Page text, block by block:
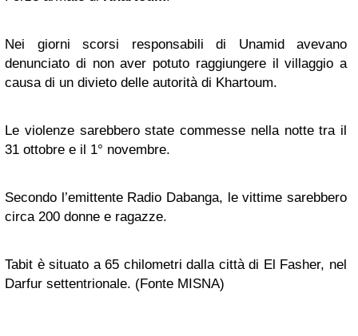
Nei giorni scorsi responsabili di Unamid avevano
denunciato di non aver potuto raggiungere il villaggio a
causa di un divieto delle autorità di Khartoum.
Le violenze sarebbero state commesse nella notte tra il
31 ottobre e il 1° novembre.
Secondo l’emittente Radio Dabanga, le vittime sarebbero
circa 200 donne e ragazze.
Tabit è situato a 65 chilometri dalla città di El Fasher, nel
Darfur settentrionale. (Fonte MISNA)